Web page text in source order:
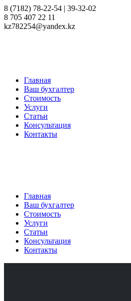
8 (7182) 78-22-54 | 39-32-02
8 705 407 22 11
kz782254@yandex.kz
Главная
Ваш бухгалтер
Стоимость
Услуги
Статьи
Консультация
Контакты
Главная
Ваш бухгалтер
Стоимость
Услуги
Статьи
Консультация
Контакты